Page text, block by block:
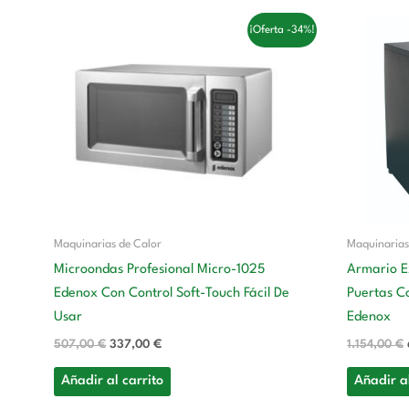
¡Oferta -34%!
Maquinarias de Calor
Microondas Profesional Micro-1025
Edenox Con Control Soft-Touch Fácil De
Usar
507,00€
era:
337,00€
es:
337,00 €.
Añadir al carrito
Armario
Puertas
Edenox
1.154,00€
Añadir